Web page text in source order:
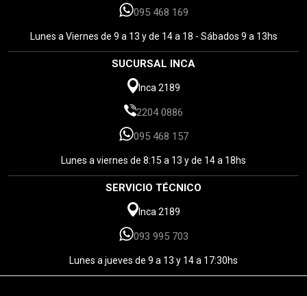
095 468 169
Lunes a Viernes de 9 a 13 y de 14 a 18 - Sábados 9 a 13hs
SUCURSAL INCA
Inca 2189
2204 0886
095 468 157
Lunes a viernes de 8:15 a 13 y de 14 a 18hs
SERVICIO TÉCNICO
Inca 2189
093 995 703
Lunes a jueves de 9 a 13 y 14 a 17:30hs